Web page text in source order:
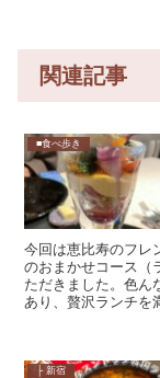
関連記事
■食べ歩き
今回は恵比寿のフレ
のおまかせコース（
ただきました。色ん
あり、贅沢ランチを
├ 新宿